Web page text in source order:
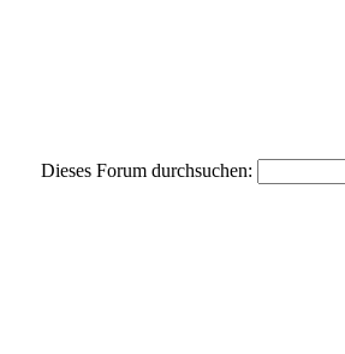
Dieses Forum durchsuchen: